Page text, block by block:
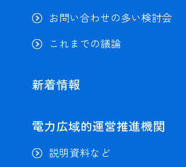
お問い合わせの多い検討会
これまでの議論
新着情報
電力広域的運営推進機関
説明資料など